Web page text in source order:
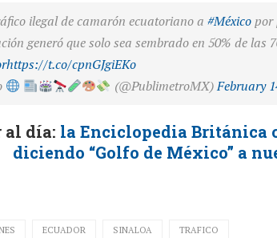
ilegal de camarón ecuatoriano a#Méxicopor
generó que solo sea sembrado en 50% de
https://t.co/cpnGJgiEKo
(@PublimetroMX)February
al día: la Enciclopedia Británica
diciendo “Golfo de México” a
ECUADOR SINALOA TRAFICO